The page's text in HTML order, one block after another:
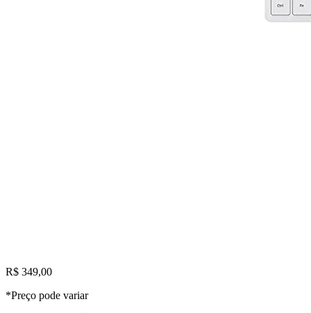
R$ 349,00
*Preço pode variar